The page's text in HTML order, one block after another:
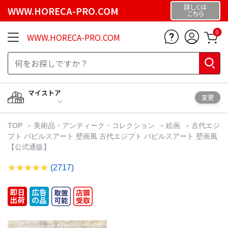
WWW.HORECA-PRO.COM 詳しくは
こちら
WWW.HORECA-PRO.COM 0
マイストア
変更
TOP 美術品・アンティーク・コレクション 絵画
古代エジ
プト パピルスアート 壁画風 古代エジプト パピルスアート 壁画風
【公式通販】
(2717)